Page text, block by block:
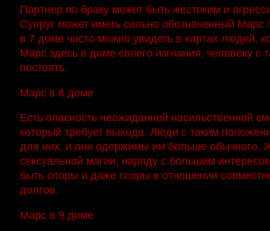
Партнер по браку может быть жестоким и
Супруг может иметь сильно обозначенный
в 7 доме часто можно увидеть в картах людей,
Марс здесь в доме своего изгнания, человеку
постоять.
Марс в 8 доме
Есть опасность неожиданной насильственной
который требует выхода. Люди с таким
для них, и они одержимы им больше обычного.
сексуальной магии, наряду с большим
быть споры и даже ссоры в отношении
долгов.
Марс в 9 доме